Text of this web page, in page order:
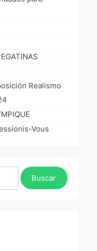
Del Arte
Realismo
Vous